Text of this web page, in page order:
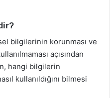
bilgilerinin korunması ve
açısından
hangi bilgilerin
kullanıldığını bilmesi